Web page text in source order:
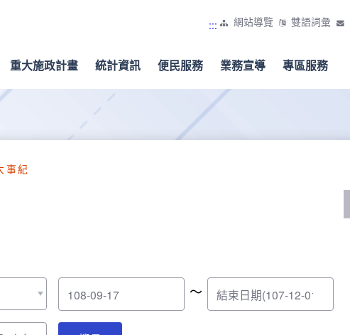
::: 網站導覽 雙語詞彙
重大施政計畫 統計資訊 便民服務 業務宣導 專區服務
事紀
～